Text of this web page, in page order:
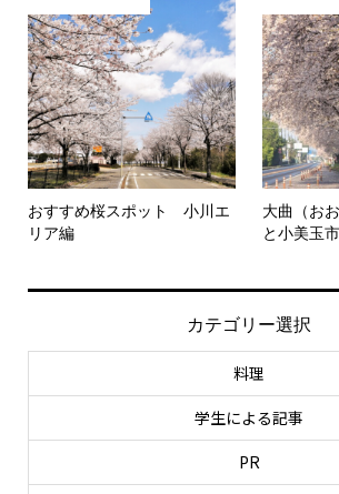
おすすめ桜スポット 小川エ
リア編
大曲（お
と小美玉
カテゴリー選択
料理
学生による記事
PR